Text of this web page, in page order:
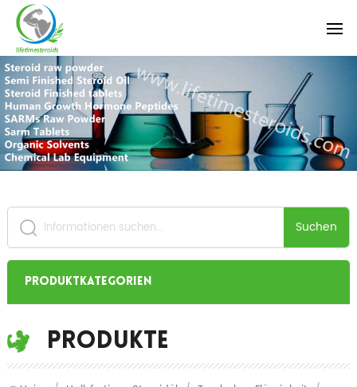
Suchen
Produktkategorien
Produkte